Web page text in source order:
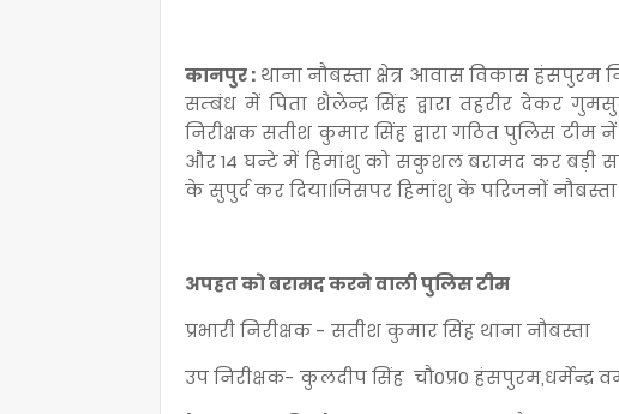
कानपुर : थाना नौबस्ता क्षेत्र आवास विकास हंसपुरम
सम्बंध में पिता शैलेन्द्र सिंह द्वारा तहरीर देकर
निरीक्षक सतीश कुमार सिंह द्वारा गठित पुलिस
और 14 घन्टे में हिमांशु को सकुशल बरामद कर बड़ी
के सुपुर्द कर दिया।जिसपर हिमांशु के परिजनों
अपहत को बरामद करने वाली पुलिस टीम
प्रभारी निरीक्षक - सतीश कुमार सिंह थाना नौबस्ता
उप निरीक्षक- कुलदीप सिंह चौ0प्र0 हंसपुरम,धर्मेन्द्र